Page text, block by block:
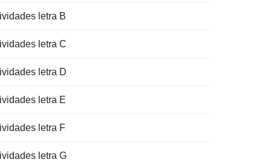
letra B
letra C
letra D
letra E
letra F
letra G